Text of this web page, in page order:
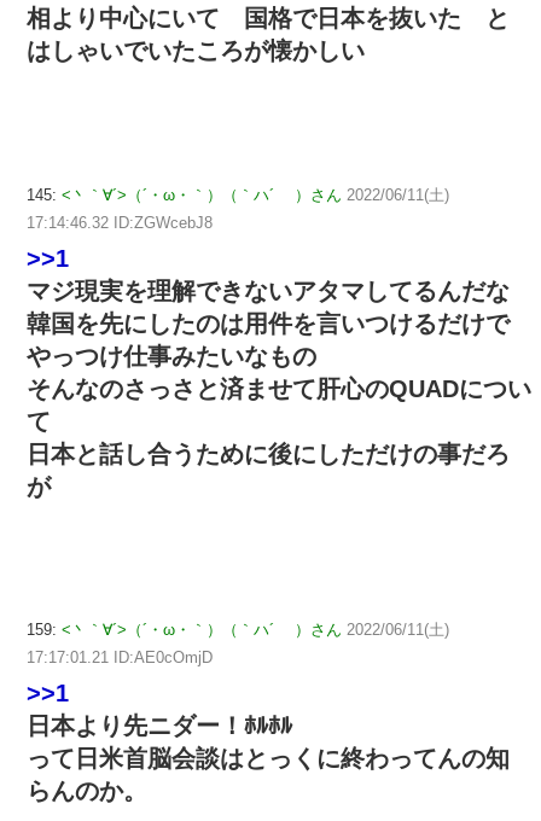
相より中心にいて 国格で日本を抜いた と
はしゃいでいたころが懐かしい
145: <丶｀∀´>（´・ω・｀）（｀ハ´ ）さん 2022/06/11(土)
17:14:46.32 ID:ZGWcebJ8
>>1
マジ現実を理解できないアタマしてるんだな
韓国を先にしたのは用件を言いつけるだけで
やっつけ仕事みたいなもの
そんなのさっさと済ませて肝心のQUADについ
て
日本と話し合うために後にしただけの事だろ
が
159: <丶｀∀´>（´・ω・｀）（｀ハ´ ）さん 2022/06/11(土)
17:17:01.21 ID:AE0cOmjD
>>1
日本より先ニダー！ﾎﾙﾎﾙ
って日米首脳会談はとっくに終わってんの知
らんのか。